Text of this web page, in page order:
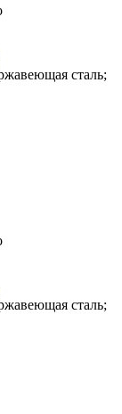
сталь;
сталь;